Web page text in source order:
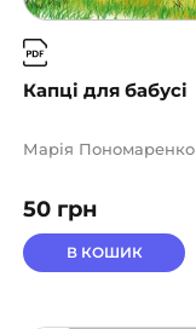
Капці для бабусі
50 грн
Марія Пономаренко
В КОШИК